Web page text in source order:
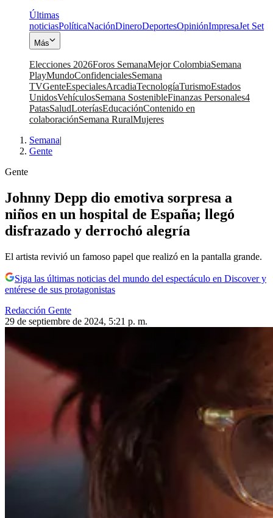
Últimas
noticiasPolíticaNaciónDineroDeportesOpiniónImpresaJet Set
Más
Elecciones 2026Foros SemanaMejor ColombiaSemana
PlayMundoConfidencialesSemana
TVGenteEspecialesArcadiaTecnologíaTurismoEstados
UnidosVehículosSemana SostenibleFinanzas Personales4
PatasSaludLoteríasEducaciónContenido en
colaboraciónSemana RuralMujeres
Semana|
Gente
Gente
Johnny Depp dio emotiva sorpresa a
niños en un hospital de España; llegó
disfrazado y derrochó alegría
El artista revivió un famoso papel que realizó en la pantalla grande.
Siga las últimas noticias del mundo del espectáculo en Discover y
entérese de sus protagonistas
Redacción Gente
29 de septiembre de 2024, 5:21 p. m.